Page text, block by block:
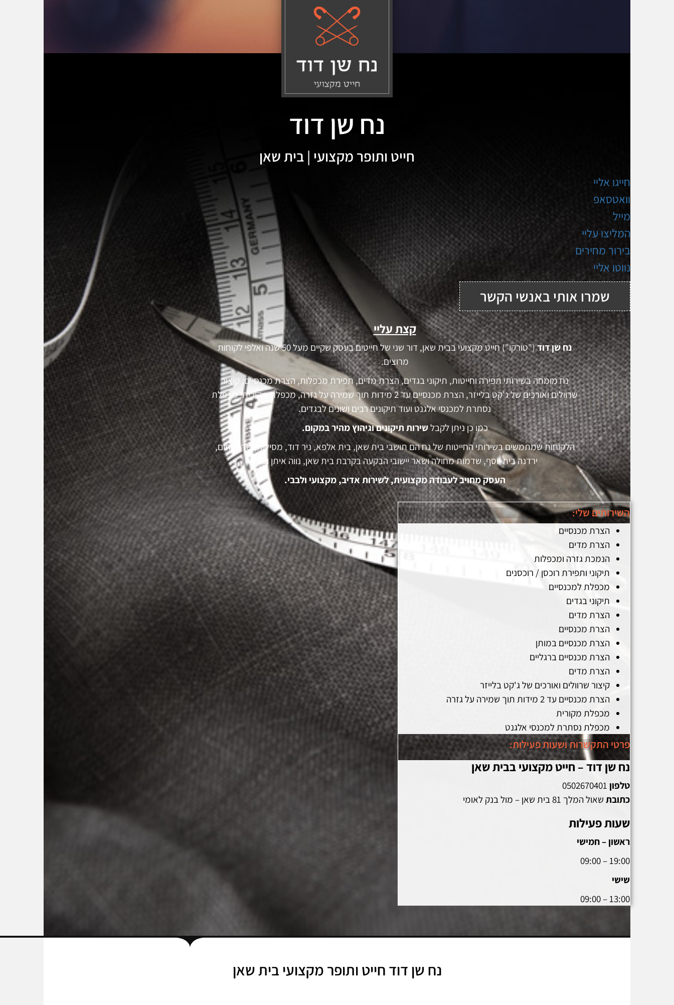
נח שן דוד
חייט ותופר מקצועי | בית שאן
חייגו אליי
וואטסאפ
מייל
המליצו עליי
בירור מחירים
נווטו אליי
שמרו אותי באנשי הקשר
קצת עליי
נח שן דוד
("טורקו") חייט מקצועי בבית שאן, דור שני של חייטים בעסק שקיים מעל 50 שנה ואלפי לקוחות
מרוצים.
נח מומחה בשירותי תפירה וחייטות, תיקוני בגדים, הצרת מדים, תפירת מכפלות, הצרת מכנסיים, קיצור
שרוולים ואורכים של ג'קט בלייזר, הצרת מכנסיים עד 2 מידות תוך שמירה על גזרה, מכפלת מקורית, מכפלת
נסתרת למכנסי אלגנט ועוד תיקונים רבים ושונים לבגדים.
כמו כן ניתן לקבלשירות תיקונים וגיהוץ מהיר במקום.
הלקוחות שמתמשים בשירותי החייטות של נח הם תושבי בית שאן, בית אלפא, ניר דוד, מסילות, שדה נחום,
ירדנה בית יוסף, שדמות מחולה ושאר יישובי הבקעה בקרבת בית שאן, נווה איתן ועוד.
העסק מחויב לעבודה מקצועית, לשירות אדיב, מקצועי ולבבי.
השירותים שלי:
הצרת מכנסיים
הצרת מדים
הנמכת גזרה ומכפלות
תיקוני ותפירת רוכסן / רוכסנים
מכפלת למכנסיים
תיקוני בגדים
הצרת מדים
הצרת מכנסיים
הצרת מכנסיים במותן
הצרת מכנסיים ברגליים
הצרת מדים
קיצור שרוולים ואורכים של ג'קט בלייזר
הצרת מכנסיים עד 2 מידות תוך שמירה על גזרה
מכפלת מקורית
מכפלת נסתרת למכנסי אלגנט
פרטי התקשרות ושעות פעילות:
נח שן דוד – חייט מקצועי בבית שאן
טלפון 0502670401
כתובת שאול המלך 81 בית שאן – מול בנק לאומי
שעות פעילות
ראשון – חמישי
19:00 – 09:00
שישי
13:00 – 09:00
נח שן דוד חייט ותופר מקצועי בית שאן